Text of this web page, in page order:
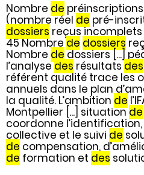
Nombre de
(nombre réel de pré-
dossiers reçus
45 Nombrede dossiers
Nombre dedossiers [...]
l’analysedes résultats des
référent qualité trace les
annuels dans le plan
la qualité. L’ambition de
Montpellier [...] situationde
coordonne
collective et le suivi de
de compensation,
de formation et des